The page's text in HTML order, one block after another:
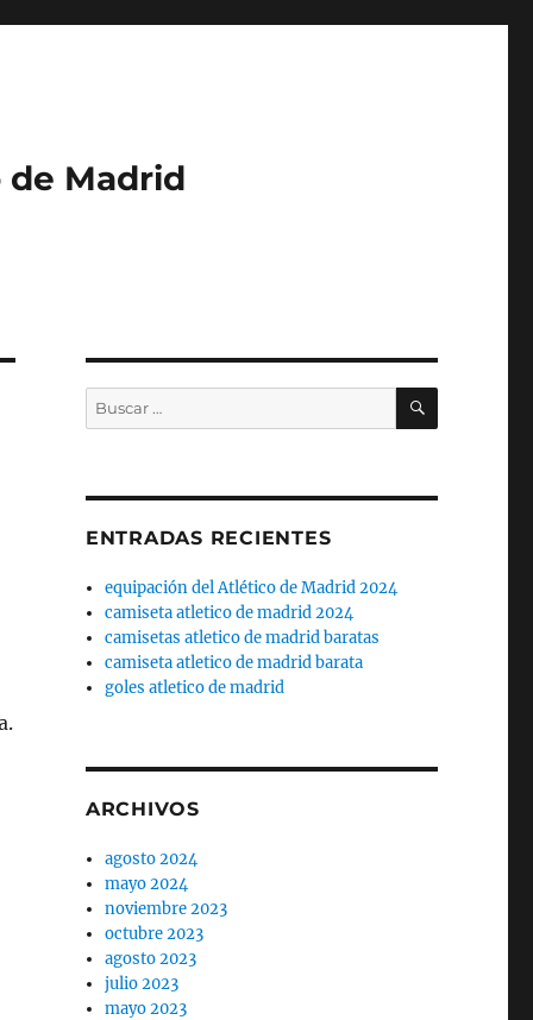
de Madrid
Buscar
por:
BUSCAR
ENTRADAS RECIENTES
equipación del Atlético de Madrid 2024
camiseta atletico de madrid 2024
camisetas atletico de madrid baratas
camiseta atletico de madrid barata
goles atletico de madrid
ARCHIVOS
agosto 2024
mayo 2024
noviembre 2023
octubre 2023
agosto 2023
julio 2023
mayo 2023